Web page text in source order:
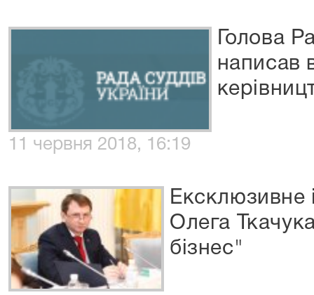
Голова
написав
11 червня 2018, 16:19
Ексклюзивне
Олега
бізнес"